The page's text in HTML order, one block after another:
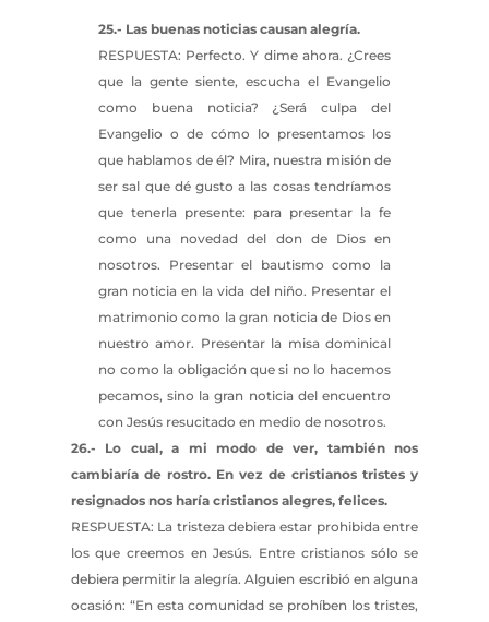
25.- Las buenas noticias causan alegría.
RESPUESTA: Perfecto. Y dime ahora. ¿Crees
que la gente siente, escucha el Evangelio
como buena noticia? ¿Será culpa del
Evangelio o de cómo lo presentamos los
que hablamos de él? Mira, nuestra misión de
ser sal que dé gusto a las cosas tendríamos
que tenerla presente: para presentar la fe
como una novedad del don de Dios en
nosotros. Presentar el bautismo como la
gran noticia en la vida del niño. Presentar el
matrimonio como la gran noticia de Dios en
nuestro amor. Presentar la misa dominical
no como la obligación que si no lo hacemos
pecamos, sino la gran noticia del encuentro
con Jesús resucitado en medio de nosotros.
26.- Lo cual, a mi modo de ver, también nos
cambiaría de rostro. En vez de cristianos tristes y
resignados nos haría cristianos alegres, felices.
RESPUESTA: La tristeza debiera estar prohibida entre
los que creemos en Jesús. Entre cristianos sólo se
debiera permitir la alegría. Alguien escribió en alguna
ocasión: “En esta comunidad se prohíben los tristes,